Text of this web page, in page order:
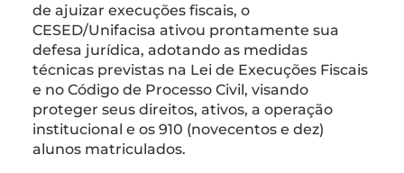
de ajuizar execuções fiscais, o
CESED/Unifacisa ativou prontamente sua
defesa jurídica, adotando as medidas
técnicas previstas na Lei de Execuções Fiscais
e no Código de Processo Civil, visando
proteger seus direitos, ativos, a operação
institucional e os 910 (novecentos e dez)
alunos matriculados.